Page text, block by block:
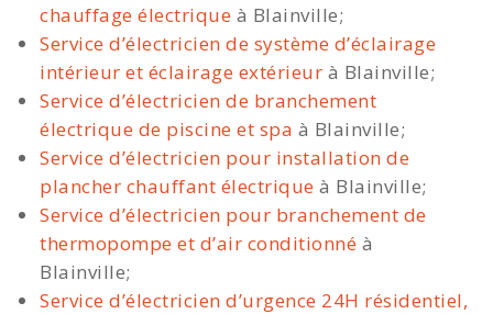
chauffage électrique à Blainville;
Service d’électricien de système d’éclairage
intérieur et éclairage extérieur à Blainville;
Service d’électricien de branchement
électrique de piscine et spa à Blainville;
Service d’électricien pour installation de
plancher chauffant électrique à Blainville;
Service d’électricien pour branchement de
thermopompe et d’air conditionné à
Blainville;
Service d’électricien d’urgence 24H résidentiel,